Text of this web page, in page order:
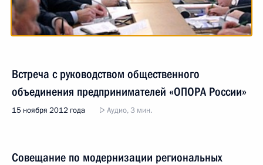
Встреча с руководством общественного
объединения предпринимателей «ОПОРА России»
15 ноября 2012 года Аудио, 3 мин.
Совещание по модернизации региональных